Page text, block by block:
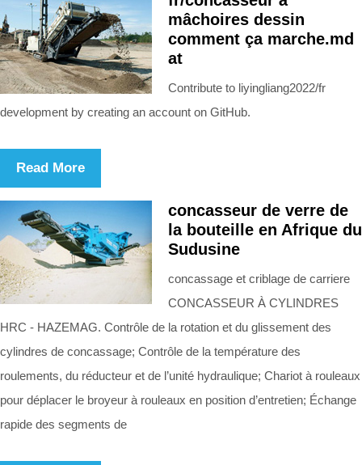
mâchoires dessin
comment ça marche.md
at
Contribute to liyingliang2022/fr
development by creating an account on GitHub.
Read More
concasseur de verre de
la bouteille en Afrique du
Sudusine
concassage et criblage de carriere
CONCASSEUR À CYLINDRES
HRC - HAZEMAG. Contrôle de la rotation et du glissement des
cylindres de concassage; Contrôle de la température des
roulements, du réducteur et de l’unité hydraulique; Chariot à rouleaux
pour déplacer le broyeur à rouleaux en position d’entretien; Échange
rapide des segments de